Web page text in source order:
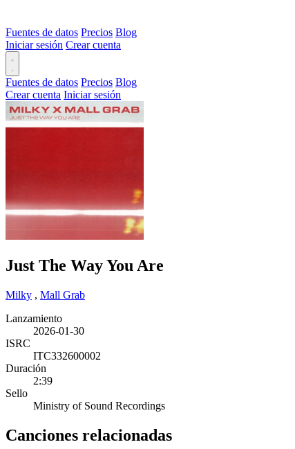
Fuentes de datos Precios Blog
Iniciar sesión Crear cuenta
Fuentes de datos Precios Blog
Crear cuenta Iniciar sesión
Just The Way You Are
Milky , Mall Grab
Lanzamiento
2026-01-30
ISRC
ITC332600002
Duración
2:39
Sello
Ministry of Sound Recordings
Canciones relacionadas